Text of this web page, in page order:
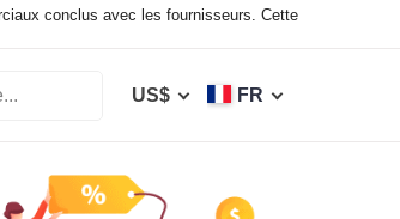
conclus avec les fournisseurs. Cette
US$ FR